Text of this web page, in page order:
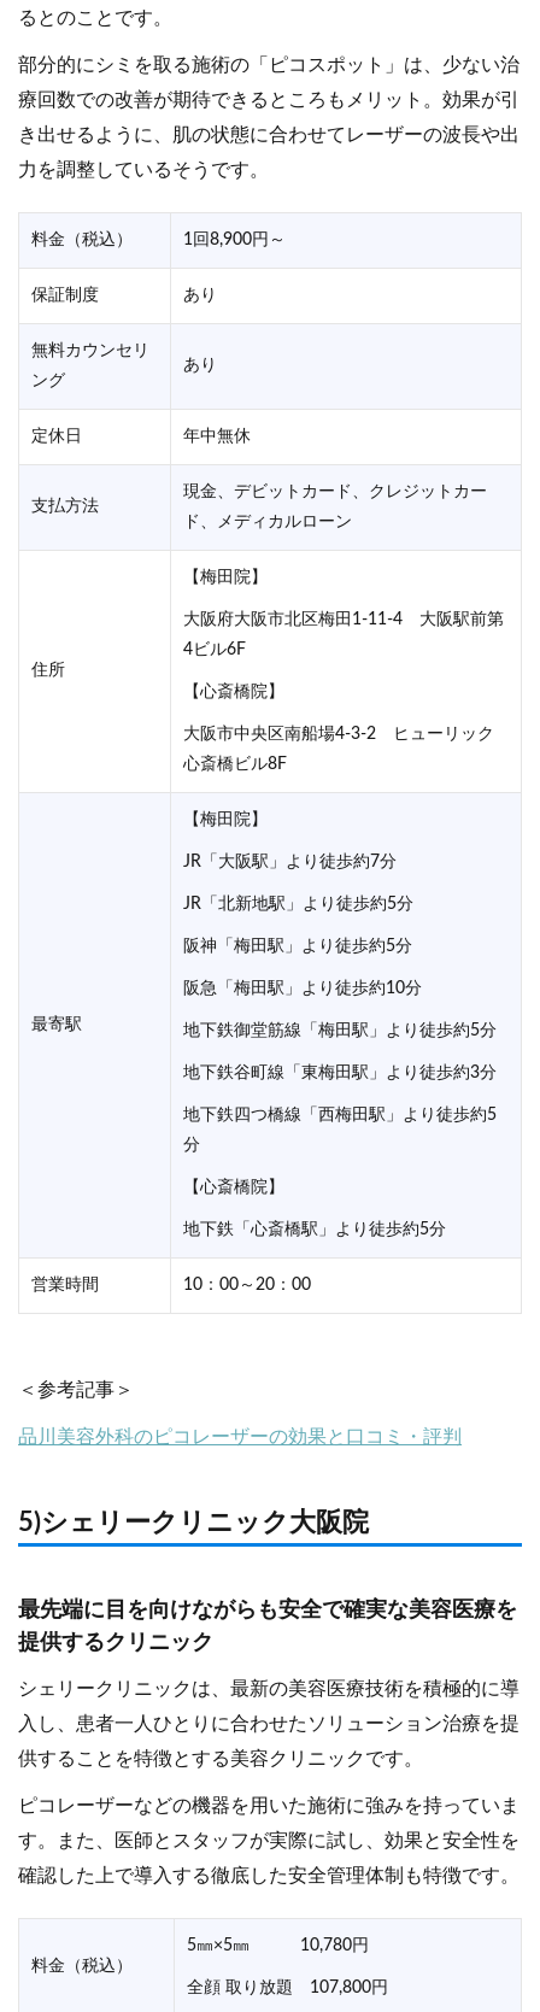
るとのことです。
部分的にシミを取る施術の「ピコスポット」は、少ない治
療回数での改善が期待できるところもメリット。効果が引
き出せるように、肌の状態に合わせてレーザーの波長や出
力を調整しているそうです。
料金（税込） 1回8,900円～
保証制度 あり
無料カウンセリ
ング
あり
定休日 年中無休
支払方法
現金、デビットカード、クレジットカー
ド、メディカルローン
住所
【梅田院】
大阪府大阪市北区梅田1-11-4 大阪駅前第
4ビル6F
【心斎橋院】
大阪市中央区南船場4-3-2 ヒューリック
心斎橋ビル8F
最寄駅
【梅田院】
JR「大阪駅」より徒歩約7分
JR「北新地駅」より徒歩約5分
阪神「梅田駅」より徒歩約5分
阪急「梅田駅」より徒歩約10分
地下鉄御堂筋線「梅田駅」より徒歩約5分
地下鉄谷町線「東梅田駅」より徒歩約3分
地下鉄四つ橋線「西梅田駅」より徒歩約5
分
【心斎橋院】
地下鉄「心斎橋駅」より徒歩約5分
営業時間 10：00～20：00
＜参考記事＞
品川美容外科のピコレーザーの効果と口コミ・評判
5)シェリークリニック大阪院
最先端に目を向けながらも安全で確実な美容医療を
提供するクリニック
シェリークリニックは、最新の美容医療技術を積極的に導
入し、患者一人ひとりに合わせたソリューション治療を提
供することを特徴とする美容クリニックです。
ピコレーザーなどの機器を用いた施術に強みを持っていま
す。また、医師とスタッフが実際に試し、効果と安全性を
確認した上で導入する徹底した安全管理体制も特徴です。
料金（税込）
5㎜×5㎜ 10,780円
全顔 取り放題 107,800円